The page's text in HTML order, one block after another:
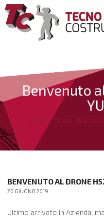
Benvenuto
Home News
BENVENUTO AL DRONE
20 GIUGNO 2019
Ultimo arrivato in Azienda,